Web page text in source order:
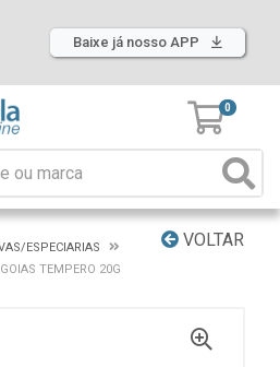
Baixe já nosso APP
0
VOLTAR
ESPECIARIAS
TEMPERO 20G